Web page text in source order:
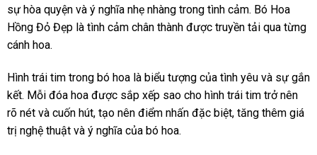
sự hòa quyện và ý nghĩa nhẹ nhàng trong tình cảm. Bó Hoa
Hồng Đỏ Đẹp là tình cảm chân thành được truyền tải qua từng
cánh hoa.
Hình trái tim trong bó hoa là biểu tượng của tình yêu và sự gắn
kết. Mỗi đóa hoa được sắp xếp sao cho hình trái tim trở nên
rõ nét và cuốn hút, tạo nên điểm nhấn đặc biệt, tăng thêm giá
trị nghệ thuật và ý nghĩa của bó hoa.